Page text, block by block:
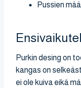
Pussien
Purkin desing on
kangas on
ei ole kuiva eikä